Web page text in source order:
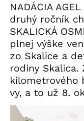
NADÁCIA
druhý ročník
SKALICKÁ
plnej výške
zo Skalice a
rodiny Skalica.
kilometrového
vy, a to už 8.